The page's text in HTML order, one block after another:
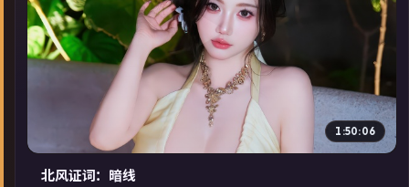
▶
1:50:06
北风证词：暗线